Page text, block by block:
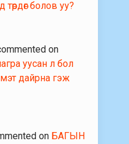
төрдөг болов уу?
on
уусан л бол
дайрна гэж
on БАГЫН